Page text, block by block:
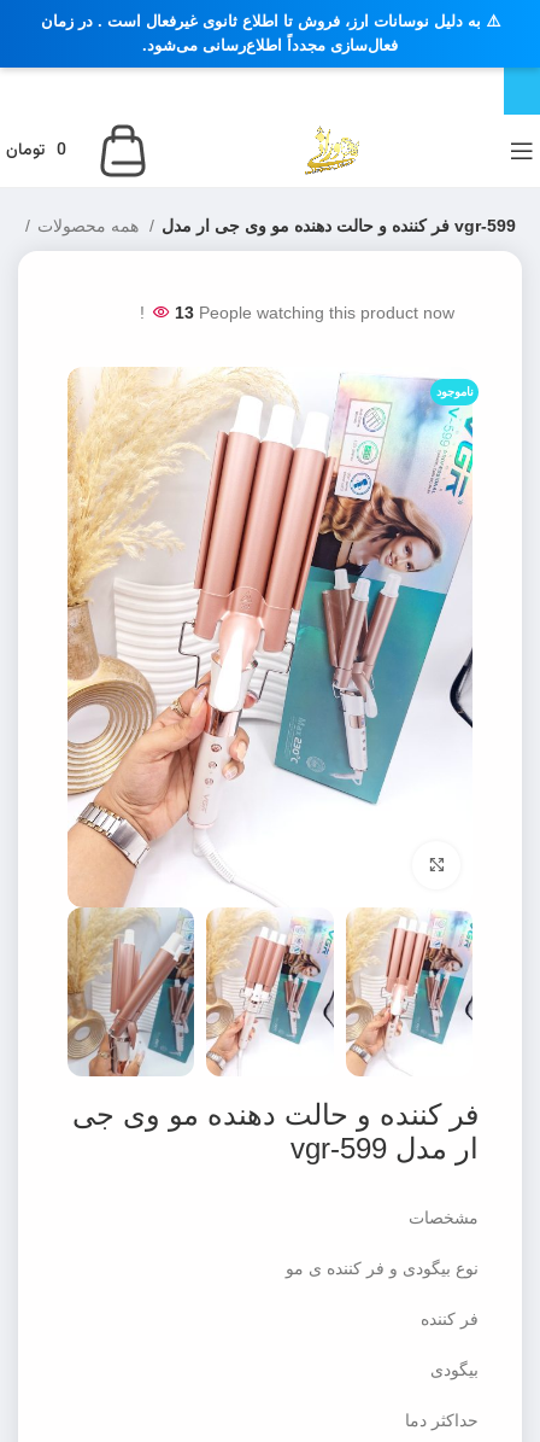
0 تومان
همه محصولات فر کننده و حالت دهنده مو وی جی ار مدل vgr-599
13 People watching this product now!
ناموجود
فر کننده و حالت دهنده مو وی جی
ار مدل vgr-599
مشخصات
نوع بیگودی و فر کننده ی مو
فر کننده
بیگودی
حداکثر دما
⚠️ به دلیل نوسانات ارز، فروش تا اطلاع ثانوی غیرفعال است . در زمان
فعال‌سازی مجدداً اطلاع‌رسانی می‌شود.